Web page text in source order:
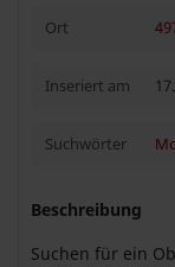
Ort
Inseriert am
Suchwörter
Beschreibung
Suchen für ein